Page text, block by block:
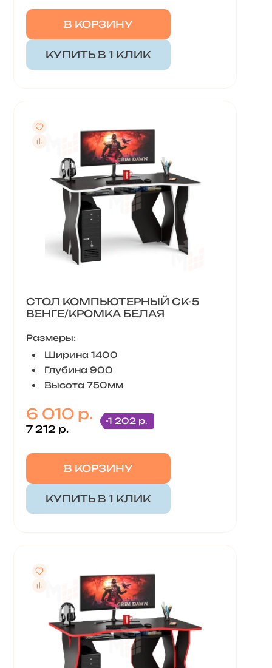
В КОРЗИНУ
КУПИТЬ В 1 КЛИК
СТОЛ КОМПЬЮТЕРНЫЙ СК-5
ВЕНГЕ/КРОМКА БЕЛАЯ
Размеры:
Ширина 1400
Глубина 900
Высота 750мм
6 010 р.
7 212 р.
-1 202 р.
В КОРЗИНУ
КУПИТЬ В 1 КЛИК